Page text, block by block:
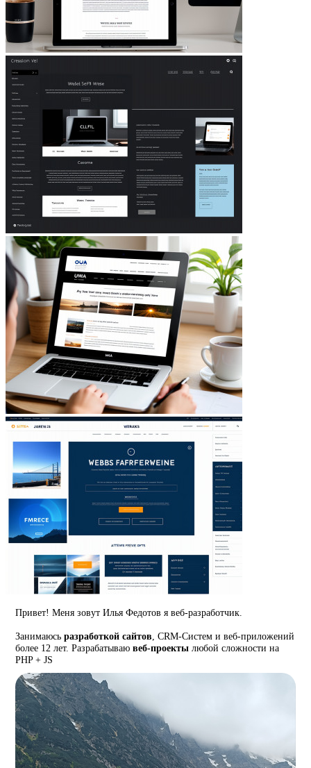
Привет! Меня зовут Илья Федотов я веб-разработчик.
Занимаюсьразработкой сайтов, CRM-Систем и веб-приложений
более 12 лет. Разрабатываювеб-проекты любой сложности на
PHP + JS